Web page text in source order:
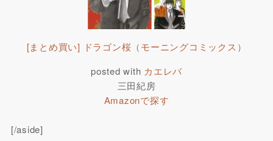
[まとめ買い] ドラゴン桜（モーニングコミックス）
posted with カエレバ
三田紀房
Amazonで探す
[/aside]